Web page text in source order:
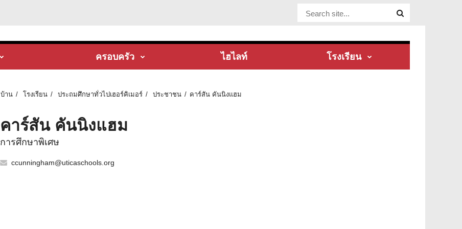
Website Site
ครอบครัว ไฮไลท์ โรงเรียน
บ้าน โรงเรียน ประถมศึกษาทั่วไปเฮอร์คิเมอร์ ประชาชน คาร์สัน คันนิงแฮม
คาร์สัน คันนิงแฮม
การศึกษาพิเศษ
ccunningham@uticaschools.org